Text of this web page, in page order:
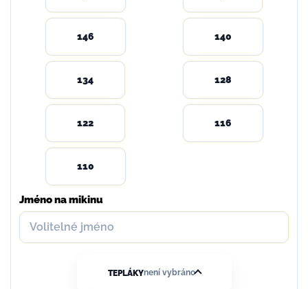
146 140
134 128
122 116
110
Jméno na mikinu
TEPLÁKYnení vybráno